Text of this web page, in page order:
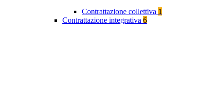
Contrattazione collettiva 1
Contrattazione integrativa 6